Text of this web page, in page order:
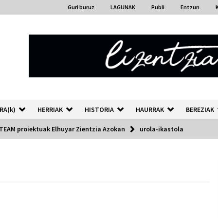
Guri buruz LAGUNAK Publi Entzun
HERRIAK HISTORIA HAURRAK BEREZIAK
proiektuak Elhuyar Zientzia Azokan urola-ikastola